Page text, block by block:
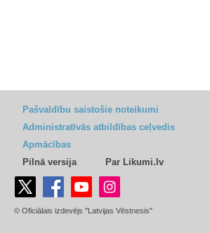
Pašvaldību saistošie noteikumi
Administratīvās atbildības ceļvedis
Apmācības
Pilnā versija
Par Likumi.lv
© Oficiālais izdevējs "Latvijas Vēstnesis"